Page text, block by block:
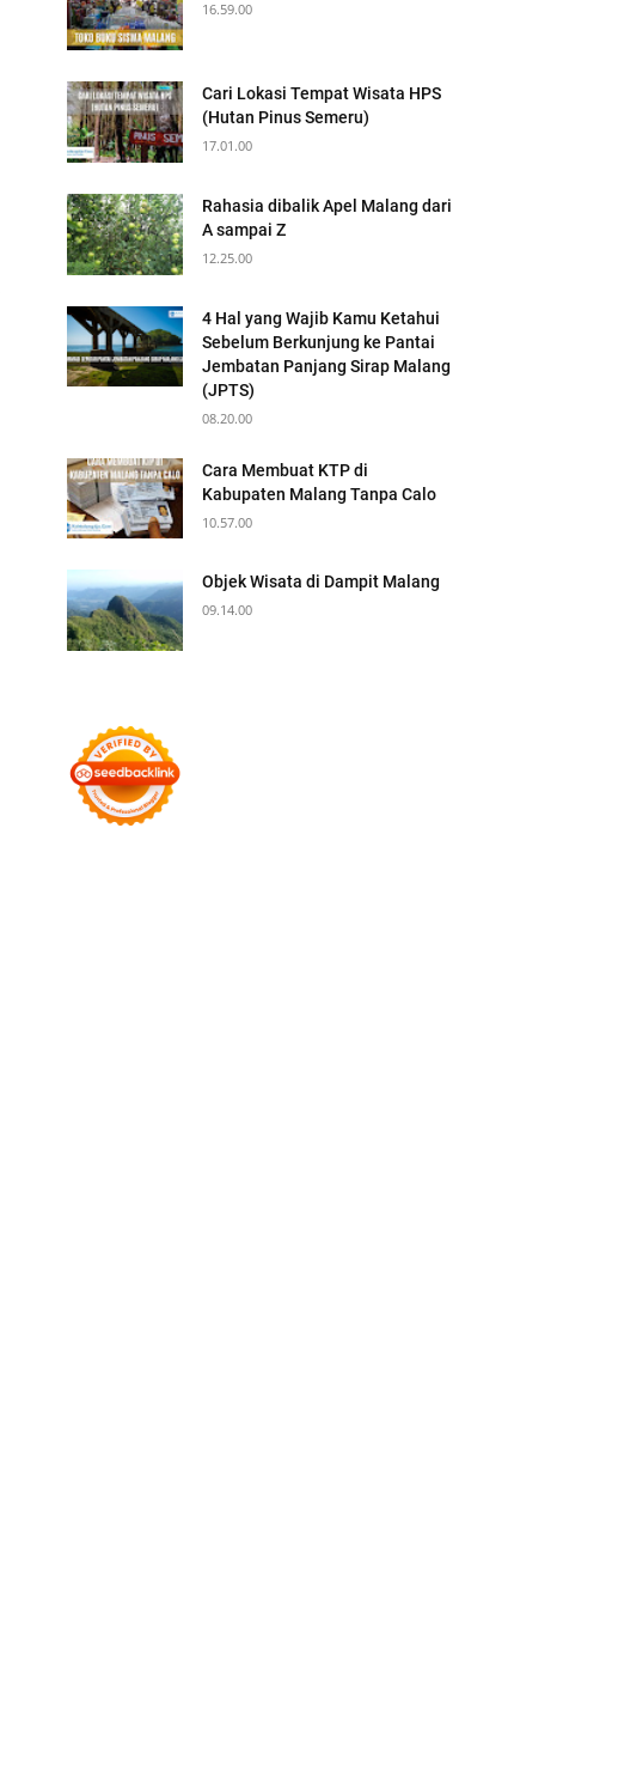
16.59.00
Cari Lokasi Tempat Wisata HPS
(Hutan Pinus Semeru)
17.01.00
Rahasia dibalik Apel Malang dari
A sampai Z
12.25.00
4 Hal yang Wajib Kamu Ketahui
Sebelum Berkunjung ke Pantai
Jembatan Panjang Sirap Malang
(JPTS)
08.20.00
Cara Membuat KTP di
Kabupaten Malang Tanpa Calo
10.57.00
Objek Wisata di Dampit Malang
09.14.00